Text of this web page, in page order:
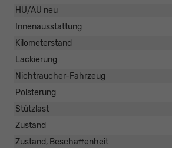
HU/AU neu
Innenausstattung
Kilometerstand
Lackierung
Nichtraucher-Fahrzeug
Polsterung
Stützlast
Zustand
Zustand, Beschaffenheit